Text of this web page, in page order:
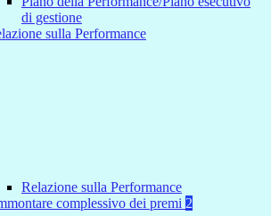
di gestione
sulla Performance
Relazione sulla Performance
complessivo dei premi 2